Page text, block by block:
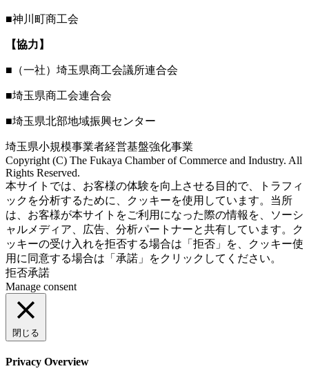
■神川町商工会
【協力】
■（一社）埼玉県商工会議所連合会
■埼玉県商工会連合会
■埼玉県北部地域振興センター
埼玉県小規模事業者経営基盤強化事業
Copyright (C) The Fukaya Chamber of Commerce and Industry. All
Rights Reserved.
Aileron Theme byThemeCot ⋅Powered byWordPress
本サイトでは、お客様の体験を向上させる目的で、トラフィ
ックを分析するために、クッキーを使用しています。当所
は、お客様が本サイトをご利用になった際の情報を、ソーシ
ャルメディア、広告、分析パートナーと共有しています。ク
ッキーの受け入れを拒否する場合は「拒否」を、クッキー使
用に同意する場合は「承諾」をクリックしてください。
拒否承諾
Manage consent
閉じる
Privacy Overview